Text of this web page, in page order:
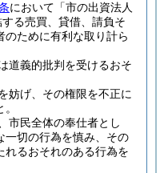
において「市の出資法人
る売買、貸借、請負そ
ために有利な取り計ら
道義的批判を受けるおそ
妨げ、その権限を不正に
市民全体の奉仕者とし
一切の行為を慎み、その
れるおそれのある行為を